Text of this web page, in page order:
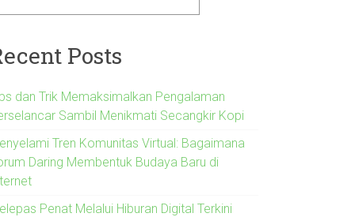
Posts
dan Trik Memaksimalkan Pengalaman
Sambil Menikmati Secangkir Kopi
Tren Komunitas Virtual: Bagaimana
Daring Membentuk Budaya Baru di
Penat Melalui Hiburan Digital Terkini